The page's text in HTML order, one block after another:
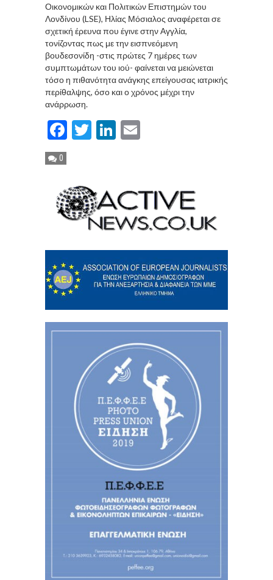
Οικονομικών και Πολιτικών Επιστημών του
Λονδίνου (LSE), Ηλίας Μόσιαλος αναφέρεται σε
σχετική έρευνα που έγινε στην Αγγλία,
τονίζοντας πως με την εισπνεόμενη
βουδεσονίδη -στις πρώτες 7 ημέρες των
συμπτωμάτων του ιού- φαίνεται να μειώνεται
τόσο η πιθανότητα ανάγκης επείγουσας ιατρικής
περίθαλψης, όσο και ο χρόνος μέχρι την
ανάρρωση.
Facebook
TwitterLinkedIn
0